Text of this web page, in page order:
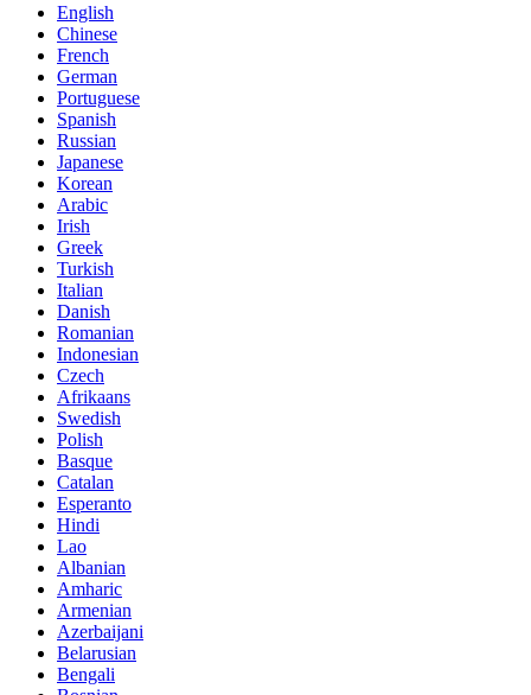
English
Chinese
French
German
Portuguese
Spanish
Russian
Japanese
Korean
Arabic
Irish
Greek
Turkish
Italian
Danish
Romanian
Indonesian
Czech
Afrikaans
Swedish
Polish
Basque
Catalan
Esperanto
Hindi
Lao
Albanian
Amharic
Armenian
Azerbaijani
Belarusian
Bengali